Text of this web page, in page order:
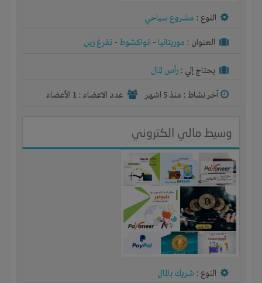
النوع : مشروع سياحي
العنوان : موريتانيا - انواكشوط- تفرغ زين
يحتاج إلي : رأس المال
آخر نشاط : منذ 5 اشهر عدد الاعضاء : 1 الأعضاء
وسيط مالي الكتروني
النوع : شريك بالمال